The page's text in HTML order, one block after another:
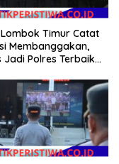
Timur Catat
Membanggakan,
Jadi Polres Terbaik